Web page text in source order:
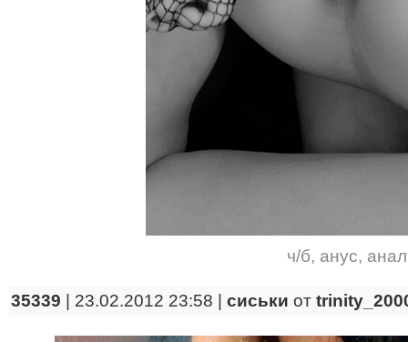
ч/б, анус, анал
35339 | 23.02.2012 23:58 | сиськи от